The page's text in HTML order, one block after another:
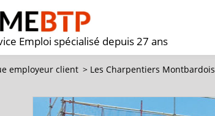
Emploi spécialisé depuis 27 ans
employeur client > Les Charpentiers Montbardois